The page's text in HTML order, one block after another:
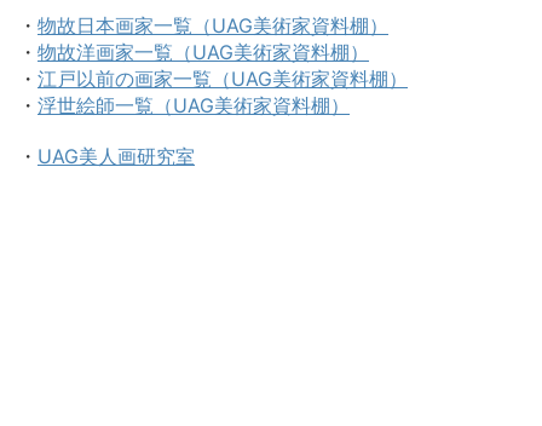
・ 物故日本画家一覧（UAG美術家資料棚）
・ 物故洋画家一覧（UAG美術家資料棚）
・ 江戸以前の画家一覧（UAG美術家資料棚）
・ 浮世絵師一覧（UAG美術家資料棚）
・ UAG美人画研究室